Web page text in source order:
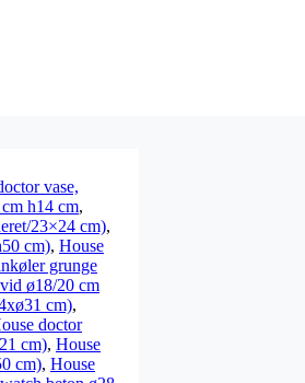
vase,
h14 cm,
23×24 cm),
cm), House
grunge
ø18/20 cm
cm),
doctor
cm), House
cm), House